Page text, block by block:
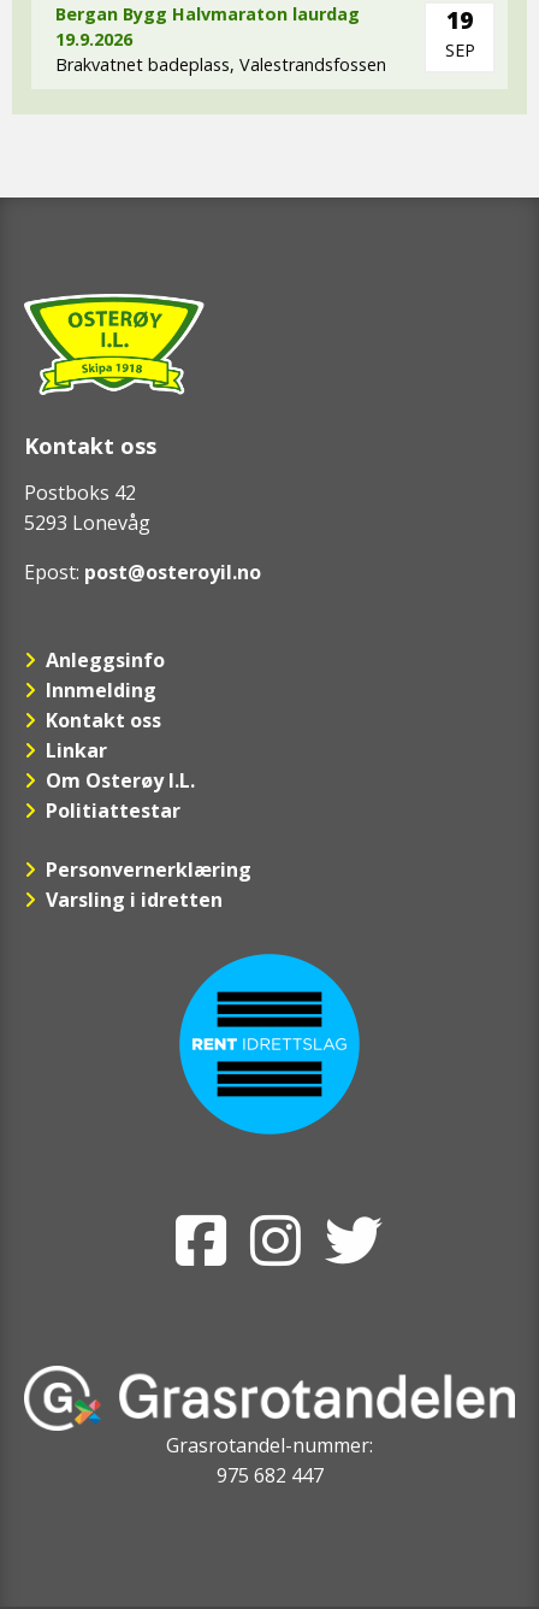
Bergan Bygg Halvmaraton laurdag
19.9.2026
Brakvatnet badeplass, Valestrandsfossen
19
SEP
Kontakt oss
Postboks 42
5293 Lonevåg
Epost: post@osteroyil.no
Anleggsinfo
Innmelding
Kontakt oss
Linkar
Om Osterøy I.L.
Politiattestar
Personvernerklæring
Varsling i idretten
Grasrotandel-nummer:
975 682 447